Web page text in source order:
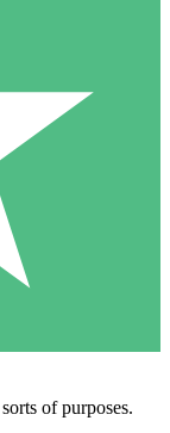
of purposes.